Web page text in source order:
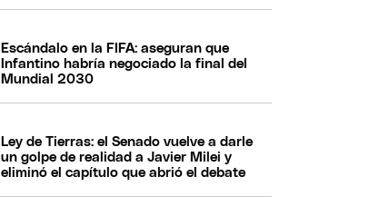
Escándalo en la FIFA: aseguran que
Infantino habría negociado la final del
Mundial 2030
Ley de Tierras: el Senado vuelve a darle
un golpe de realidad a Javier Milei y
eliminó el capítulo que abrió el debate